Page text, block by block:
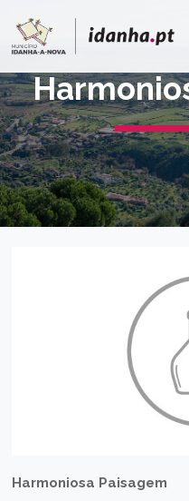
Harmoniosa Paisagem